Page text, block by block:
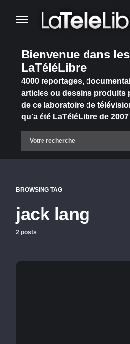
Bienvenue dans
LaTéléLibre
4000 reportages,
articles ou dessins produits
de ce laboratoire de
qu’a été LaTéléLibre de 2007
BROWSING TAG
jack lang
2 posts